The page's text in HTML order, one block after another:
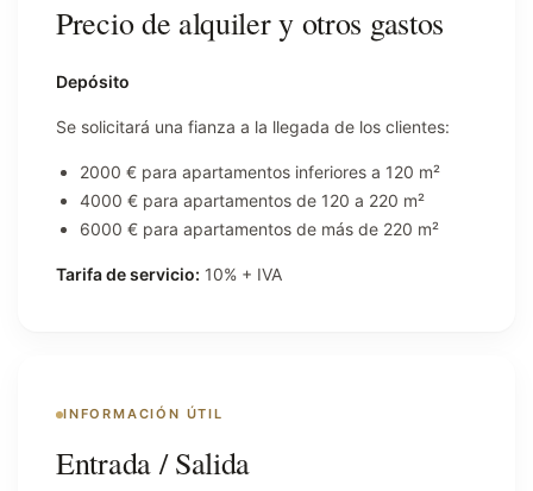
Precio de alquiler y otros gastos
Depósito
Se solicitará una fianza a la llegada de los clientes:
2000 € para apartamentos inferiores a 120 m²
4000 € para apartamentos de 120 a 220 m²
6000 € para apartamentos de más de 220 m²
Tarifa de servicio: 10% + IVA
INFORMACIÓN ÚTIL
Entrada / Salida